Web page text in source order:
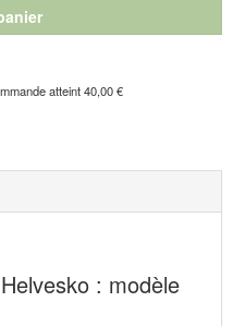
de votre vie !
l'Industrie, F-67160
atteint 40,00 €
: modèle